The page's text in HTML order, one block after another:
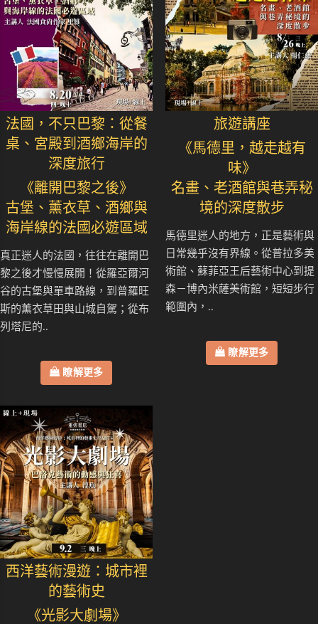
法國，不只巴黎：從餐
桌、宮殿到酒鄉海岸的
深度旅行
《離開巴黎之後》
古堡、薰衣草、酒鄉與
海岸線的法國必遊區域
真正迷人的法國，往往在離開巴
黎之後才慢慢展開！從羅亞爾河
谷的古堡與單車路線，到普羅旺
斯的薰衣草田與山城自駕；從布
列塔尼的..
瞭解更多
旅遊講座
《馬德里，越走越有
味》
名畫、老酒館與巷弄秘
境的深度散步
馬德里迷人的地方，正是藝術與
日常幾乎沒有界線。從普拉多美
術館、蘇菲亞王后藝術中心到提
森－博內米薩美術館，短短步行
範圍內，..
瞭解更多
西洋藝術漫遊：城市裡
的藝術史
《光影大劇場》